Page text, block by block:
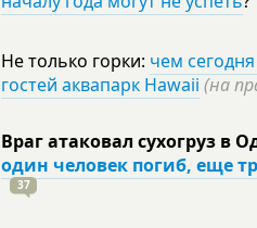
Не только горки: чем
гостей аквапарк Hawaii (на
Враг атаковал сухогруз в
один человек погиб, еще
37